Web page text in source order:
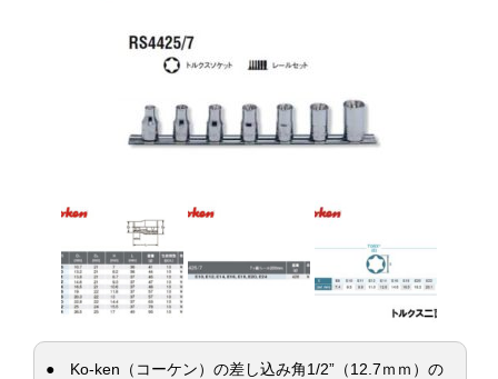
● Ko-ken（コーケン）の差し込み角1/2”（12.7ｍｍ）の